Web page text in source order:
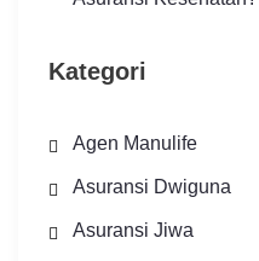
Kategori
Agen Manulife
Asuransi Dwiguna
Asuransi Jiwa